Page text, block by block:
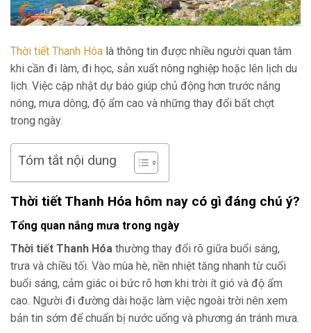
Thời tiết Thanh Hóa là thông tin được nhiều người quan tâm
khi cần đi làm, đi học, sản xuất nông nghiệp hoặc lên lịch du
lịch. Việc cập nhật dự báo giúp chủ động hơn trước nắng
nóng, mưa dông, độ ẩm cao và những thay đổi bất chợt
trong ngày.
Tóm tắt nội dung
Thời tiết Thanh Hóa hôm nay có gì đáng chú ý?
Tổng quan nắng mưa trong ngày
Thời tiết Thanh Hóa thường thay đổi rõ giữa buổi sáng,
trưa và chiều tối. Vào mùa hè, nền nhiệt tăng nhanh từ cuối
buổi sáng, cảm giác oi bức rõ hơn khi trời ít gió và độ ẩm
cao. Người đi đường dài hoặc làm việc ngoài trời nên xem
bản tin sớm để chuẩn bị nước uống và phương án tránh mưa.